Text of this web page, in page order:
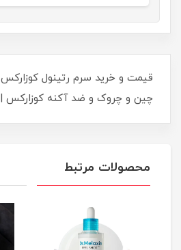
چین و چروک و ضد آکنه کوزارکس | cosrx
محصولات مرتبط